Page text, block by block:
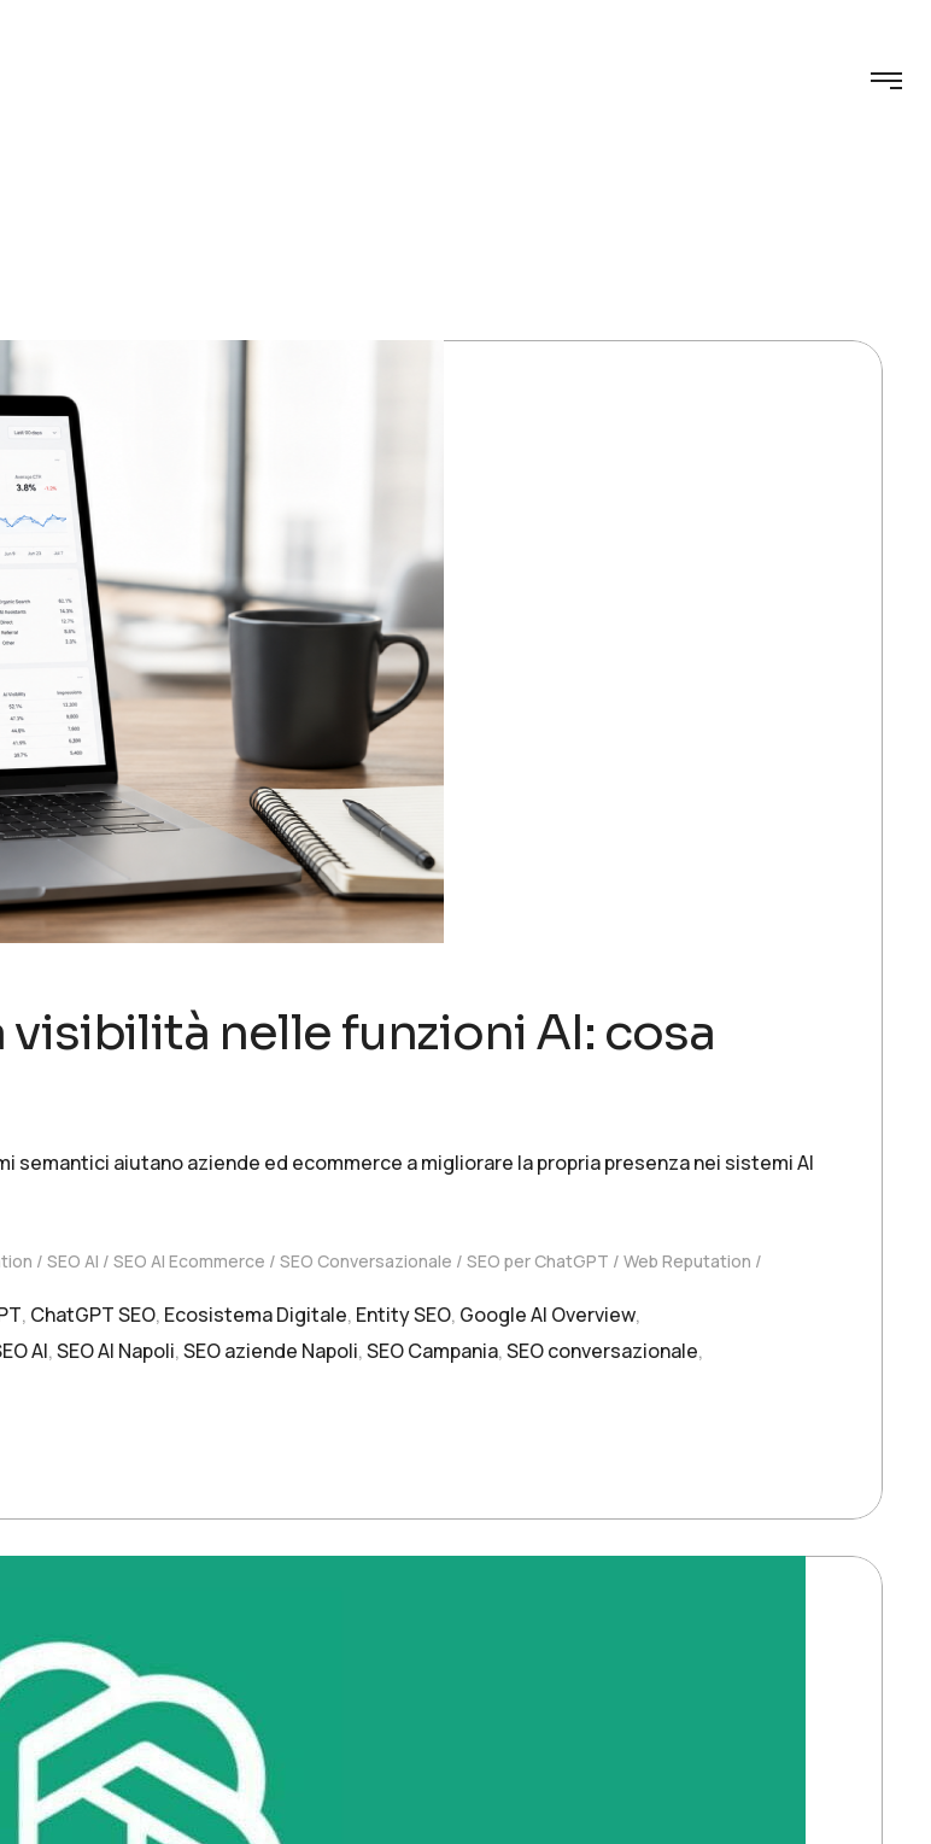
nelle funzioni AI: cosa
semantici aiutano aziende ed ecommerce a migliorare la propria presenza nei sistemi AI
SEO AI SEO AI Ecommerce SEO Conversazionale SEO per ChatGPT Web Reputation
, ChatGPT SEO, Ecosistema Digitale, Entity SEO, Google AI Overview,
AI,SEO AI Napoli,SEO aziende Napoli,SEO Campania,SEO conversazionale,